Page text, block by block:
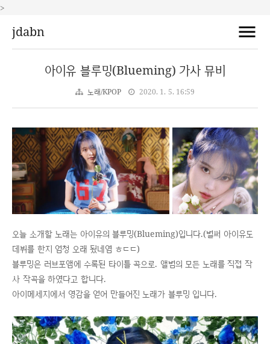
>
jdabn
아이유 블루밍(Blueming) 가사 뮤비
노래/KPOP 2020. 1. 5. 16:59
오늘 소개할 노래는 아이유의 블루밍(Blueming)입니다.(벌써 아이유도
데뷔를 한지 엄청 오래 됬네염 ㅎㄷㄷ)
블루밍은 러브포앰에 수록된 타이틀 곡으로. 앨범의 모든 노래를 직접 작
사 작곡을 하였다고 합니다.
아이메세지에서 영감을 얻어 만들어진 노래가 블루밍 입니다.